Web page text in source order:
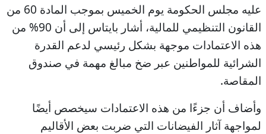
عليه مجلس الحكومة يوم الخميس بموجب المادة 60 من
القانون التنظيمي للمالية، أشار بايتاس إلى أن 90% من
هذه الاعتمادات موجهة بشكل رئيسي لدعم القدرة
الشرائية للمواطنين عبر ضخ مبالغ مهمة في صندوق
المقاصة.
وأضاف أن جزءًا من هذه الاعتمادات سيخصص أيضًا
لمواجهة آثار الفيضانات التي ضربت بعض الأقاليم